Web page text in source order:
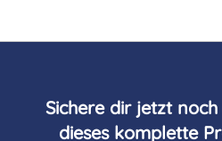
Sichere dir jetzt
dieses komplette